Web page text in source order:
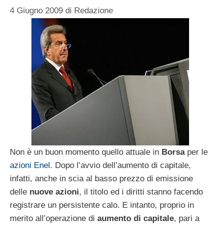
4 Giugno 2009 di Redazione
Non è un buon momento quello attuale in Borsaper le
azioni Enel. Dopo l’avvio dell’aumento di capitale,
infatti, anche in scia al basso prezzo di emissione
delle nuove azioni, il titolo ed i diritti stanno facendo
registrare un persistente calo. E intanto, proprio in
merito all’operazione di aumento di capitale, pari a